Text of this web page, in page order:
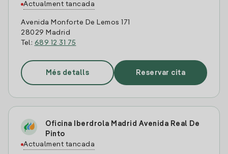
Actualment tancada
Avenida Monforte De Lemos 171
28029 Madrid
Tel: 689 12 31 75
Més detalls Reservar cita
Oficina Iberdrola Madrid Avenida Real De
Pinto
Actualment tancada